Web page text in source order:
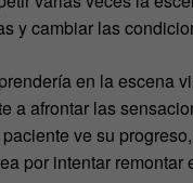
y cambiar las
en la escena
a afrontar las
ve su
por intentar remontar